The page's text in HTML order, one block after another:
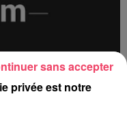
privée est notre
sans accepter